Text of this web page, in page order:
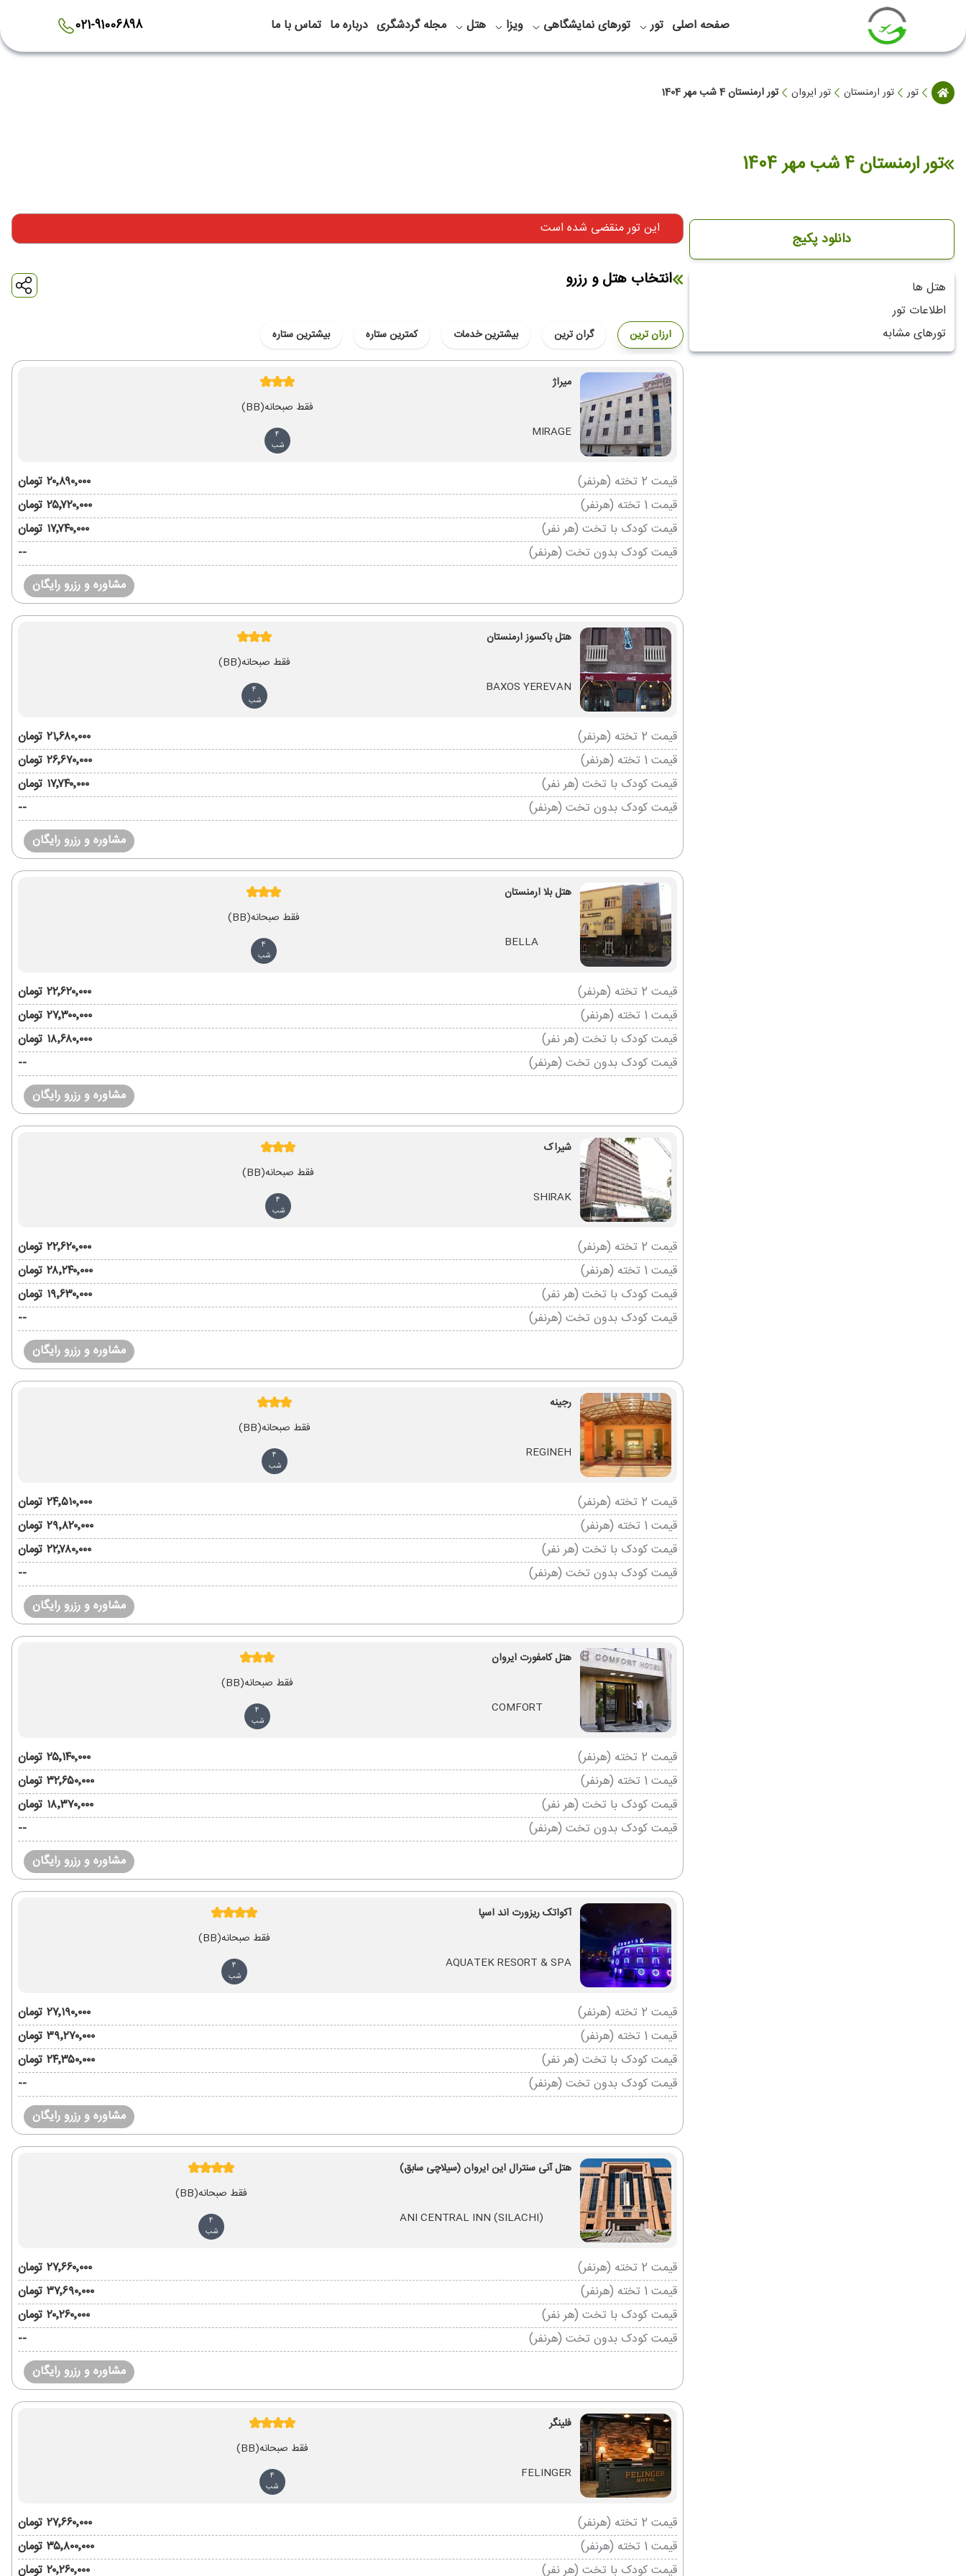
صفحه اصلی تور تورهای نمایشگاهی ویزا هتل مجله گردشگری درباره ما تماس با ما 021-91006898
تور تور ارمنستان تور ایروان تور ارمنستان 4 شب مهر 1404
تور ارمنستان 4 شب مهر 1404
دانلود پکیج
هتل ها
اطلاعات تور
تورهای مشابه
این تور منقضی شده است
انتخاب هتل و رزرو
ارزان ترین گران ترین بیشترین خدمات کمترین ستاره بیشترین ستاره
میراژ
MIRAGE
فقط صبحانه(BB)
4
شب
قیمت 2 تخته (هرنفر)
۲۰٬۸۹۰٬۰۰۰ تومان
قیمت 1 تخته (هرنفر)
۲۵٬۷۲۰٬۰۰۰ تومان
قیمت کودک با تخت (هر نفر)
۱۷٬۷۴۰٬۰۰۰ تومان
قیمت کودک بدون تخت (هرنفر)
--
مشاوره و رزرو رایگان
هتل باکسوز ارمنستان
BAXOS YEREVAN
فقط صبحانه(BB)
4
شب
قیمت 2 تخته (هرنفر)
۲۱٬۶۸۰٬۰۰۰ تومان
قیمت 1 تخته (هرنفر)
۲۶٬۶۷۰٬۰۰۰ تومان
قیمت کودک با تخت (هر نفر)
۱۷٬۷۴۰٬۰۰۰ تومان
قیمت کودک بدون تخت (هرنفر)
--
مشاوره و رزرو رایگان
هتل بلا ارمنستان
BELLA
فقط صبحانه(BB)
4
شب
قیمت 2 تخته (هرنفر)
۲۲٬۶۲۰٬۰۰۰ تومان
قیمت 1 تخته (هرنفر)
۲۷٬۳۰۰٬۰۰۰ تومان
قیمت کودک با تخت (هر نفر)
۱۸٬۶۸۰٬۰۰۰ تومان
قیمت کودک بدون تخت (هرنفر)
--
مشاوره و رزرو رایگان
شیراک
SHIRAK
فقط صبحانه(BB)
4
شب
قیمت 2 تخته (هرنفر)
۲۲٬۶۲۰٬۰۰۰ تومان
قیمت 1 تخته (هرنفر)
۲۸٬۲۴۰٬۰۰۰ تومان
قیمت کودک با تخت (هر نفر)
۱۹٬۶۳۰٬۰۰۰ تومان
قیمت کودک بدون تخت (هرنفر)
--
مشاوره و رزرو رایگان
رجینه
REGINEH
فقط صبحانه(BB)
4
شب
قیمت 2 تخته (هرنفر)
۲۴٬۵۱۰٬۰۰۰ تومان
قیمت 1 تخته (هرنفر)
۲۹٬۸۲۰٬۰۰۰ تومان
قیمت کودک با تخت (هر نفر)
۲۲٬۷۸۰٬۰۰۰ تومان
قیمت کودک بدون تخت (هرنفر)
--
مشاوره و رزرو رایگان
هتل کامفورت ایروان
COMFORT
فقط صبحانه(BB)
4
شب
قیمت 2 تخته (هرنفر)
۲۵٬۱۴۰٬۰۰۰ تومان
قیمت 1 تخته (هرنفر)
۳۲٬۶۵۰٬۰۰۰ تومان
قیمت کودک با تخت (هر نفر)
۱۸٬۳۷۰٬۰۰۰ تومان
قیمت کودک بدون تخت (هرنفر)
--
مشاوره و رزرو رایگان
آکواتک ریزورت اند اسپا
AQUATEK RESORT & SPA
فقط صبحانه(BB)
4
شب
قیمت 2 تخته (هرنفر)
۲۷٬۱۹۰٬۰۰۰ تومان
قیمت 1 تخته (هرنفر)
۳۹٬۲۷۰٬۰۰۰ تومان
قیمت کودک با تخت (هر نفر)
۲۴٬۳۵۰٬۰۰۰ تومان
قیمت کودک بدون تخت (هرنفر)
--
مشاوره و رزرو رایگان
هتل آنی سنترال این ایروان (سیلاچی سابق)
ANI CENTRAL INN (SILACHI)
فقط صبحانه(BB)
4
شب
قیمت 2 تخته (هرنفر)
۲۷٬۶۶۰٬۰۰۰ تومان
قیمت 1 تخته (هرنفر)
۳۷٬۶۹۰٬۰۰۰ تومان
قیمت کودک با تخت (هر نفر)
۲۰٬۲۶۰٬۰۰۰ تومان
قیمت کودک بدون تخت (هرنفر)
--
مشاوره و رزرو رایگان
فلینگر
FELINGER
فقط صبحانه(BB)
4
شب
قیمت 2 تخته (هرنفر)
۲۷٬۶۶۰٬۰۰۰ تومان
قیمت 1 تخته (هرنفر)
۳۵٬۸۰۰٬۰۰۰ تومان
قیمت کودک با تخت (هر نفر)
۲۰٬۲۶۰٬۰۰۰ تومان